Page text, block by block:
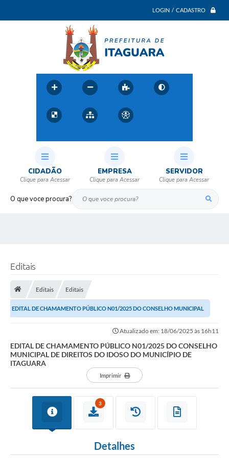
LOGIN / CADASTRO
O que voce procura?
CIDADÃO EMPRESA SERVIDOR
Editais
Editais Editais
EDITAL DE CHAMAMENTO PÚBLICO N01/2025 DO CONSELHO MUNICIPAL
DE DIREITOS DO IDOSO DO MUNICÍPIO DE ITAGUARA
Atualizado em: 18/06/2025 às 16h11
EDITAL DE CHAMAMENTO PÚBLICO N01/2025 DO CONSELHO
MUNICIPAL DE DIREITOS DO IDOSO DO MUNICÍPIO DE
ITAGUARA
Imprimir
3
Detalhes